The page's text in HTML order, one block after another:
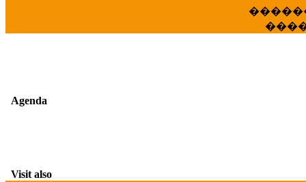
Agenda
Visit also